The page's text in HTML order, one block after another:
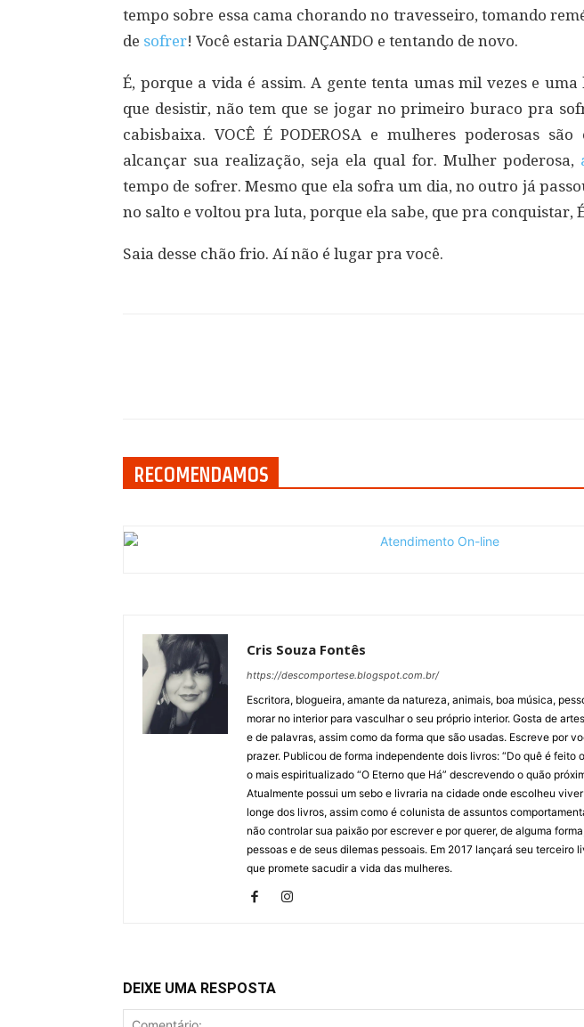
tempo sobre essa cama chorando no travesseiro, tomando
de sofrer! Você estaria DANÇANDO e tentando de novo.
É, porque a vida é assim. A gente tenta umas mil vezes e
que desistir, não tem que se jogar no primeiro buraco pra
cabisbaixa. VOCÊ É PODEROSA e mulheres poderosas
alcançar sua realização, seja ela qual for. Mulher poderosa,
tempo de sofrer. Mesmo que ela sofra um dia, no outro já
no salto e voltou pra luta, porque ela sabe, que pra conquistar, É
Saia desse chão frio. Aí não é lugar pra você.
RECOMENDAMOS
Cris Souza Fontês
https://descomportese.blogspot.com.br/
Escritora, blogueira, amante da natureza, animais, boa música,
morar no interior para vasculhar o seu próprio interior. Gosta de
e de palavras, assim como da forma que são usadas. Escreve por
prazer. Publicou de forma independente dois livros: “Do quê é feito
o mais espiritualizado “O Eterno que Há” descrevendo o quão
Atualmente possui um sebo e livraria na cidade onde escolheu
longe dos livros, assim como é colunista de assuntos
não controlar sua paixão por escrever e por querer, de alguma
pessoas e de seus dilemas pessoais. Em 2017 lançará seu terceiro
que promete sacudir a vida das mulheres.
DEIXE UMA RESPOSTA